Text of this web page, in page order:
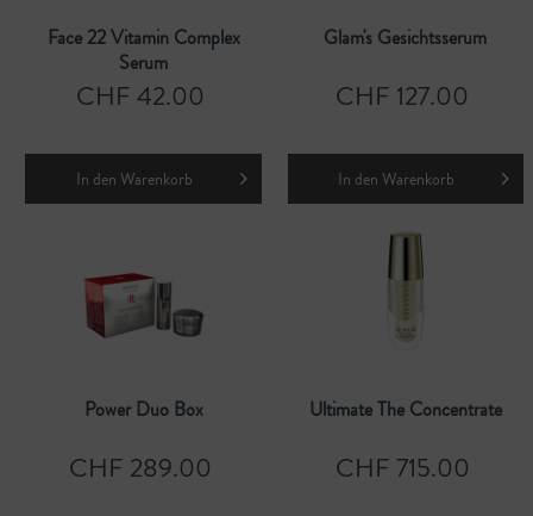
Face 22 Vitamin Complex
Serum
CHF 42.00
In den Warenkorb
Glam's Gesichtsserum
CHF 127.00
In den Warenkorb
Power Duo Box
CHF 289.00
Ultimate The Concentrate
CHF 715.00